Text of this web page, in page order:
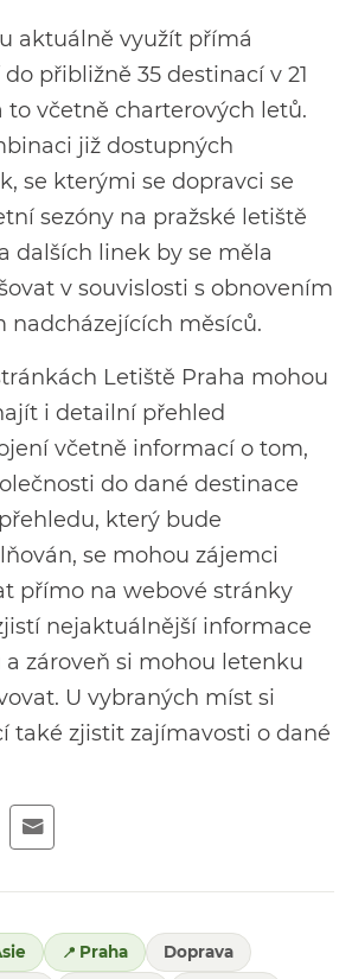
aktuálně využít přímá
přibližně 35 destinací v 21
to včetně charterových letů.
již dostupných
se kterými se dopravci se
sezóny na pražské letiště
dalších linek by se měla
v souvislosti s obnovením
nadcházejících měsíců.
Letiště Praha mohou
i detailní přehled
včetně informací o tom,
do dané destinace
který bude
se mohou zájemci
přímo na webové stránky
nejaktuálnější informace
zároveň si mohou letenku
U vybraných míst si
také zjistit zajímavosti o dané
Praha Doprava